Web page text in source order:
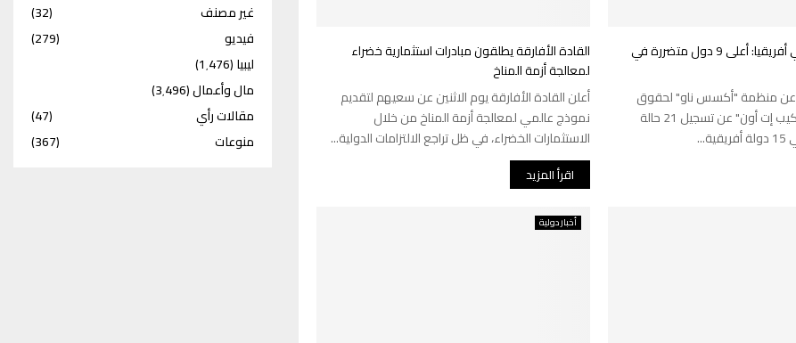
القادة الأفارقة يطلقون مبادرات استثمارية خضراء
لمعالجة أزمة المناخ
أعلن القادة الأفارقة يوم الاثنين عن سعيهم لتقديم
نموذج عالمي لمعالجة أزمة المناخ من خلال
الاستثمارات الخضراء، في ظل تراجع الالتزامات الدولية...
اقرأ المزيد
انقطاع الإنترنت في أفريقيا: أعلى 9 دول متضررة في
عن منظمة "أكسس ناو" لحقوق
الإنترنت وتحالف" كيب إت أون" عن تسجيل 21 حالة
أخبار دولية
غير مصنف
(32)
فيديو
(279)
ليبيا(1٬476)
مال وأعمال(3٬496)
مقالات رأي
(47)
منوعات
(367)